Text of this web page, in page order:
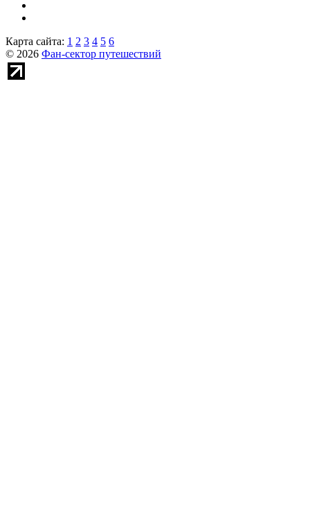
Карта сайта: 1 2 3 4 5 6
© 2026 Фан-сектор путешествий